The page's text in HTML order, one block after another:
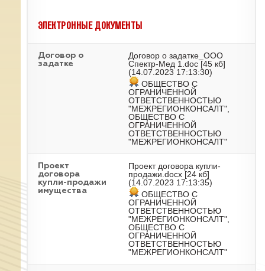
ЭЛЕКТРОННЫЕ ДОКУМЕНТЫ
Договор о
задатке
Договор о задатке_ООО
Спектр-Мед 1.doc [45 кб]
(14.07.2023 17:13:30)
ОБЩЕСТВО С
ОГРАНИЧЕННОЙ
ОТВЕТСТВЕННОСТЬЮ
"МЕЖРЕГИОНКОНСАЛТ",
ОБЩЕСТВО С
ОГРАНИЧЕННОЙ
ОТВЕТСТВЕННОСТЬЮ
"МЕЖРЕГИОНКОНСАЛТ"
Проект
договора
купли-продажи
имущества
Проект договора купли-
продажи.docx [24 кб]
(14.07.2023 17:13:35)
ОБЩЕСТВО С
ОГРАНИЧЕННОЙ
ОТВЕТСТВЕННОСТЬЮ
"МЕЖРЕГИОНКОНСАЛТ",
ОБЩЕСТВО С
ОГРАНИЧЕННОЙ
ОТВЕТСТВЕННОСТЬЮ
"МЕЖРЕГИОНКОНСАЛТ"